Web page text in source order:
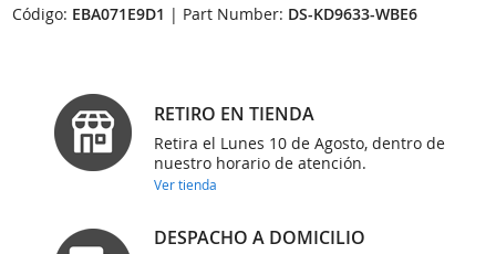
Código: EBA071E9D1 | Part Number: DS-KD9633-WBE6
RETIRO EN TIENDA
Retira el Lunes 10 de Agosto, dentro de
nuestro horario de atención.
Ver tienda
DESPACHO A DOMICILIO